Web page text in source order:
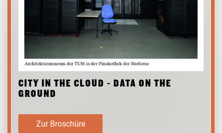
CITY IN THE CLOUD - DATA ON THE
GROUND
Zur Broschüre